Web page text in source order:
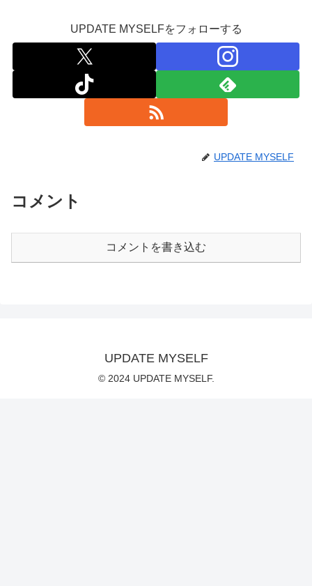
UPDATE MYSELFをフォローする
UPDATE MYSELF
コメント
コメントを書き込む
UPDATE MYSELF
© 2024 UPDATE MYSELF.